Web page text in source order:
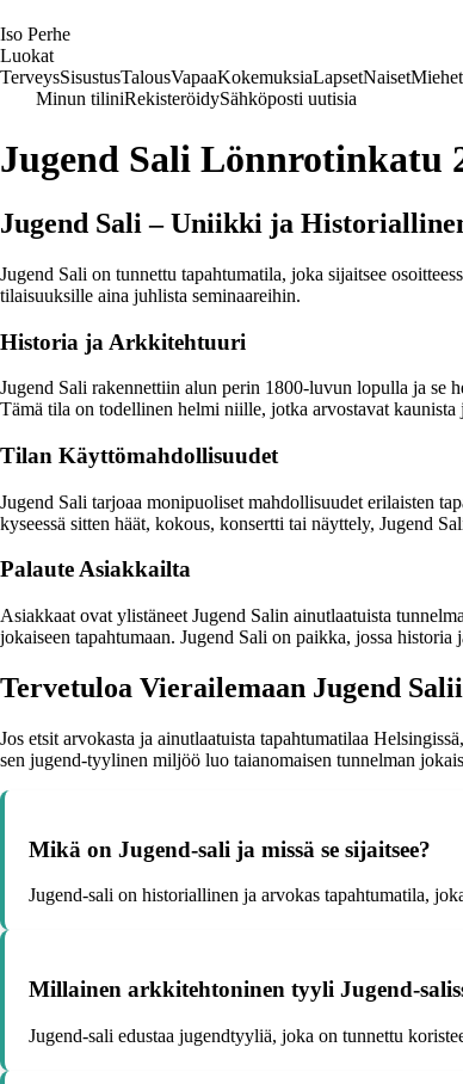
Iso Perhe
Luokat
TerveysSisustusTalousVapaaKokemuksiaLapsetNaisetMiehet
Minun tiliniRekisteröidySähköposti uutisia
Jugend Sali Lönnrotinkatu
Jugend Sali – Uniikki ja
Jugend Sali on tunnettu tapahtumatila, joka sijaitsee
tilaisuuksille aina juhlista seminaareihin.
Historia ja Arkkitehtuuri
Jugend Sali rakennettiin alun perin 1800-luvun lopulla ja se
Tämä tila on todellinen helmi niille, jotka arvostavat kaunista
Tilan Käyttömahdollisuudet
Jugend Sali tarjoaa monipuoliset mahdollisuudet erilaisten
kyseessä sitten häät, kokous, konsertti tai näyttely, Jugend
Palaute Asiakkailta
Asiakkaat ovat ylistäneet Jugend Salin ainutlaatuista
jokaiseen tapahtumaan. Jugend Sali on paikka, jossa
Tervetuloa Vierailemaan Jugend
Jos etsit arvokasta ja ainutlaatuista tapahtumatilaa
sen jugend-tyylinen miljöö luo taianomaisen tunnelman
Mikä on Jugend-sali ja missä se sijaitsee?
Jugend-sali on historiallinen ja arvokas tapahtumatila,
Millainen arkkitehtoninen tyyli Jugend-
Jugend-sali edustaa jugendtyyliä, joka on tunnettu